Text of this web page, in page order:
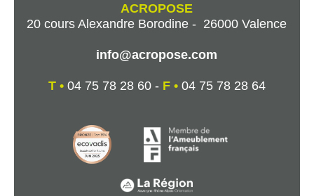
ACROPOSE
20 cours Alexandre Borodine - 26000 Valence
info@acropose.com
T •04 75 78 28 60 - F •04 75 78 28 64